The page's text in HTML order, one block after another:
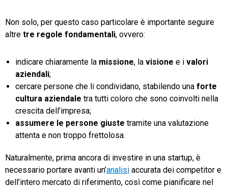
Non solo, per questo caso particolare è importante seguire
altre tre regole fondamentali, ovvero:
indicare chiaramente la missione, la visione e i valori
aziendali;
cercare persone che li condividano, stabilendo una forte
cultura aziendale tra tutti coloro che sono coinvolti nella
crescita dell’impresa;
assumere le persone giuste tramite una valutazione
attenta e non troppo frettolosa.
Naturalmente, prima ancora di investire in una startup, è
necessario portare avanti un’analisi accurata dei competitor e
dell’intero mercato di riferimento, così come pianificare nel